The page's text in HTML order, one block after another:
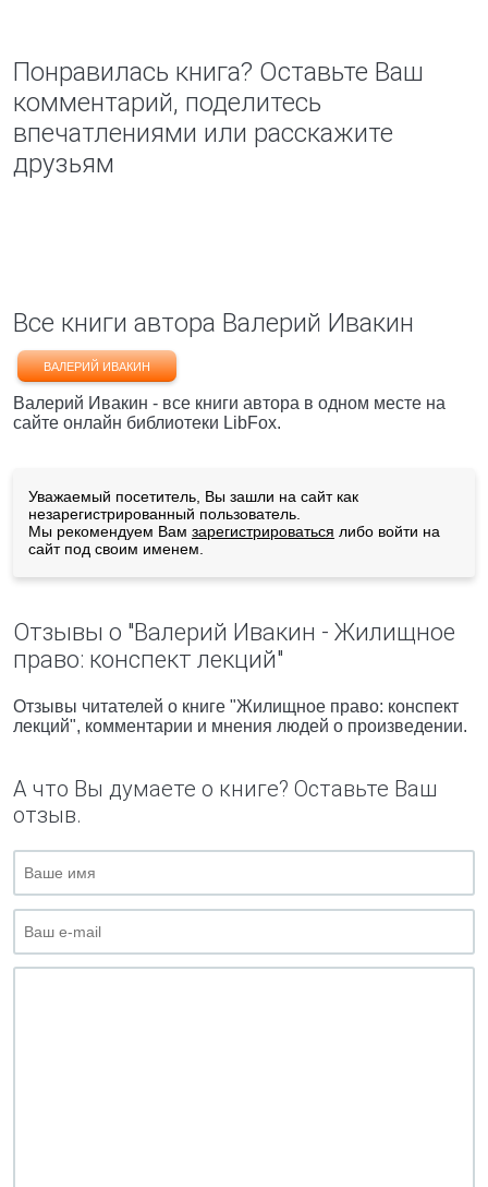
Понравилась книга? Оставьте Ваш
комментарий, поделитесь
впечатлениями или расскажите
друзьям
Все книги автора Валерий Ивакин
ВАЛЕРИЙ ИВАКИН
Валерий Ивакин - все книги автора в одном месте на
сайте онлайн библиотеки LibFox.
Уважаемый посетитель, Вы зашли на сайт как
незарегистрированный пользователь.
Мы рекомендуем Вам зарегистрироваться либо войти на
сайт под своим именем.
Отзывы о "Валерий Ивакин - Жилищное
право: конспект лекций"
Отзывы читателей о книге "Жилищное право: конспект
лекций", комментарии и мнения людей о произведении.
А что Вы думаете о книге? Оставьте Ваш
отзыв.